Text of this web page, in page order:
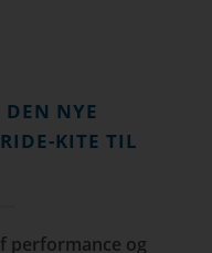
DEN NYE
KITE TIL
performance og